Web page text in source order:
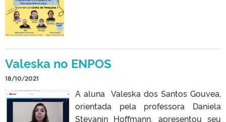
Valeska no ENPOS
18/10/2021
A aluna Valeska dos Santos Gouvea,
orientada pela professora Daniela
Stevanin Hoffmann, apresentou seu